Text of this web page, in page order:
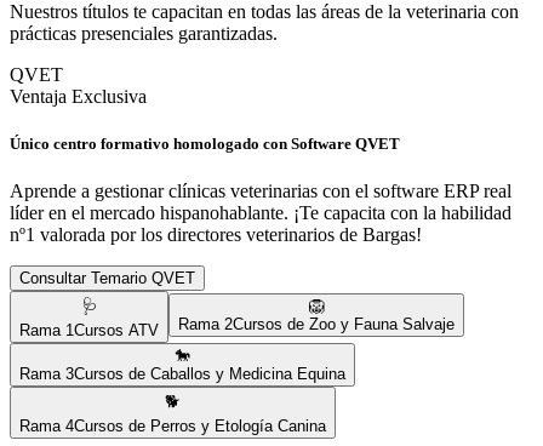
Nuestros títulos te capacitan en todas las áreas de la veterinaria con
prácticas presenciales garantizadas.
QVET
Ventaja Exclusiva
Único centro formativo homologado con Software QVET
Aprende a gestionar clínicas veterinarias con el software ERP real
líder en el mercado hispanohablante. ¡Te capacita con la habilidad
nº1 valorada por los directores veterinarios de Bargas!
Consultar Temario QVET
🩺
Rama 1Cursos ATV
🦁
Rama 2Cursos de Zoo y Fauna Salvaje
🐎
Rama 3Cursos de Caballos y Medicina Equina
🐕
Rama 4Cursos de Perros y Etología Canina